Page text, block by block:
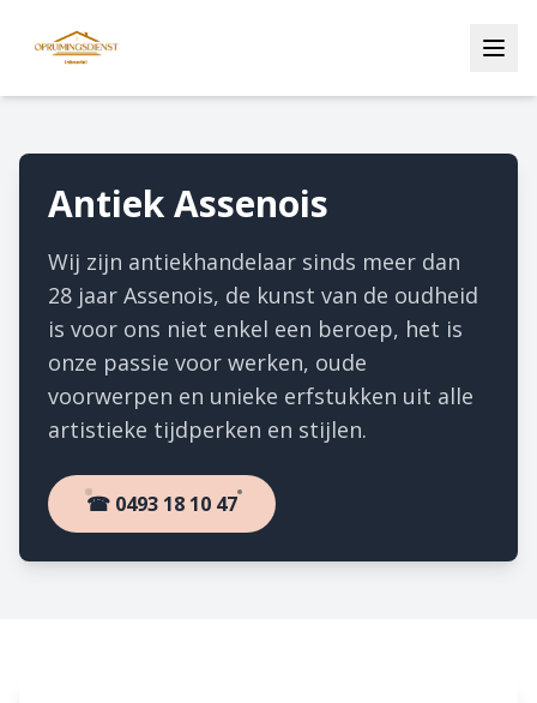
Antiek Assenois
Wij zijn antiekhandelaar sinds meer dan
28 jaar Assenois, de kunst van de oudheid
is voor ons niet enkel een beroep, het is
onze passie voor werken, oude
voorwerpen en unieke erfstukken uit alle
artistieke tijdperken en stijlen.
☎ 0493 18 10 47